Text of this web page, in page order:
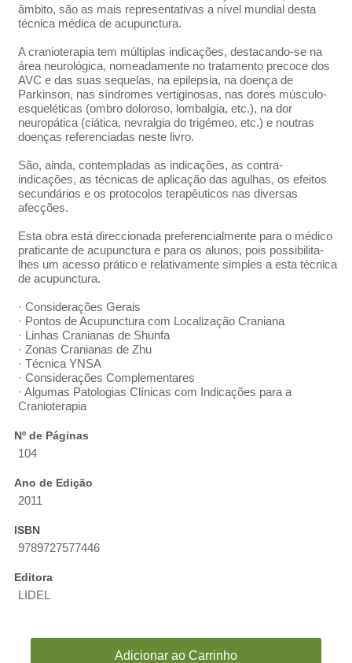
âmbito, são as mais representativas a nível mundial desta
técnica médica de acupunctura.
A cranioterapia tem múltiplas indicações, destacando-se na
área neurológica, nomeadamente no tratamento precoce dos
AVC e das suas sequelas, na epilepsia, na doença de
Parkinson, nas síndromes vertiginosas, nas dores músculo-
esqueléticas (ombro doloroso, lombalgia, etc.), na dor
neuropática (ciática, nevralgia do trigémeo, etc.) e noutras
doenças referenciadas neste livro.
São, ainda, contempladas as indicações, as contra-
indicações, as técnicas de aplicação das agulhas, os efeitos
secundários e os protocolos terapêuticos nas diversas
afecções.
Esta obra está direccionada preferencialmente para o médico
praticante de acupunctura e para os alunos, pois possibilita-
lhes um acesso prático e relativamente simples a esta técnica
de acupunctura.
· Considerações Gerais
· Pontos de Acupunctura com Localização Craniana
· Linhas Cranianas de Shunfa
· Zonas Cranianas de Zhu
· Técnica YNSA
· Considerações Complementares
· Algumas Patologias Clínicas com Indicações para a
Cranioterapia
Nº de Páginas
104
Ano de Edição
2011
ISBN
9789727577446
Editora
LIDEL
Adicionar ao Carrinho